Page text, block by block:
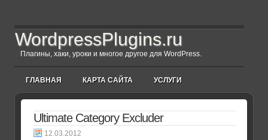
WordpressPlugins.ru
Плагины, хаки, уроки и многое другое для WordPress.
ГЛАВНАЯ КАРТА САЙТА УСЛУГИ
Ultimate Category Excluder
12.03.2012